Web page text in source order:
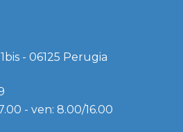
- 06125 Perugia
- ven: 8.00/16.00